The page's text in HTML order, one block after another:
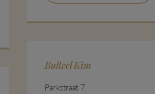
Bulteel Kim
Parkstraat 7